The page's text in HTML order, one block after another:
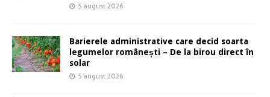
5 august 2026
Barierele administrative care decid soarta
legumelor românești – De la birou direct în
solar
5 august 2026